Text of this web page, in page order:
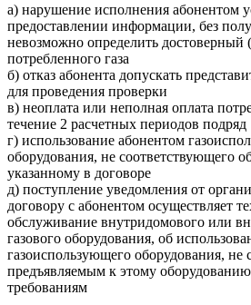
а) нарушение исполнения абонентом
предоставлении информации, без
невозможно определить достоверный
потребленного газа
б) отказ абонента допускать
для проведения проверки
в) неоплата или неполная оплата
течение 2 расчетных периодов подряд
г) использование абонентом
оборудования, не соответствующего
указанному в договоре
д) поступление уведомления от
договору с абонентом осуществляет
обслуживание внутридомового или
газового оборудования, об
газоиспользующего оборудования, не
предъявляемым к этому
требованиям